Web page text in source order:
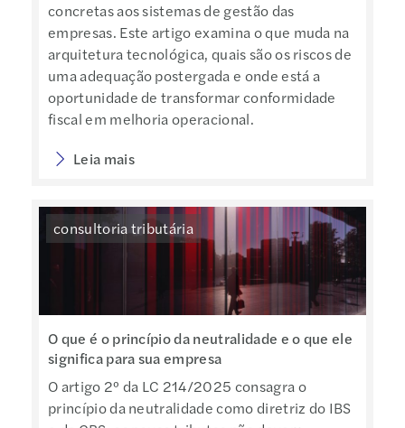
concretas aos sistemas de gestão das
empresas. Este artigo examina o que muda na
arquitetura tecnológica, quais são os riscos de
uma adequação postergada e onde está a
oportunidade de transformar conformidade
fiscal em melhoria operacional.
Leia mais
consultoria tributária
O que é o princípio da neutralidade e o que ele
significa para sua empresa
O artigo 2º da LC 214/2025 consagra o
princípio da neutralidade como diretriz do IBS